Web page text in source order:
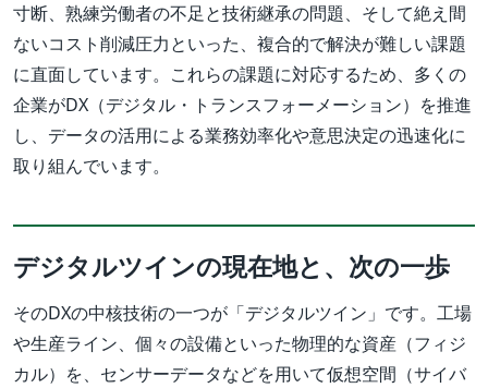
寸断、熟練労働者の不足と技術継承の問題、そして絶え間
ないコスト削減圧力といった、複合的で解決が難しい課題
に直面しています。これらの課題に対応するため、多くの
企業がDX（デジタル・トランスフォーメーション）を推進
し、データの活用による業務効率化や意思決定の迅速化に
取り組んでいます。
デジタルツインの現在地と、次の一歩
そのDXの中核技術の一つが「デジタルツイン」です。工場
や生産ライン、個々の設備といった物理的な資産（フィジ
カル）を、センサーデータなどを用いて仮想空間（サイバ